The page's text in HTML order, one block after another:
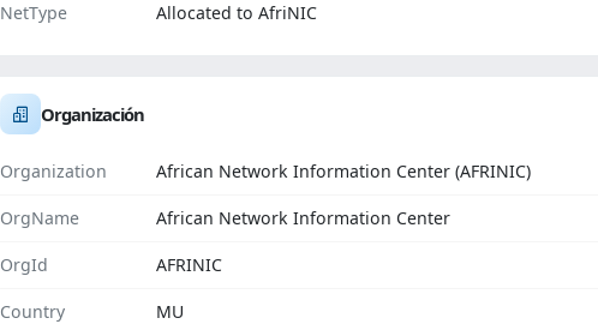
NetType Allocated to AfriNIC
Organización
Organization African Network Information Center (AFRINIC)
OrgName African Network Information Center
OrgId AFRINIC
Country MU